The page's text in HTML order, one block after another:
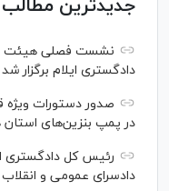
جدیدترین مطالب
نشست فصلی هیئت
دادگستری ایلام برگزار شد
صدور دستورات
در پمپ بنزین‌های استان
رئیس کل دادگستری
دادسرای عمومی و انقلاب